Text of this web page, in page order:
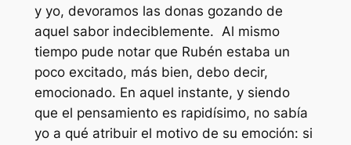
y yo, devoramos las donas gozando de
aquel sabor indeciblemente. Al mismo
tiempo pude notar que Rubén estaba un
poco excitado, más bien, debo decir,
emocionado. En aquel instante, y siendo
que el pensamiento es rapidísimo, no sabía
yo a qué atribuir el motivo de su emoción: si